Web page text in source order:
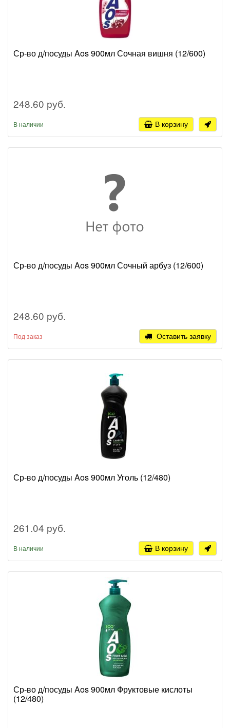
Ср-во д/посуды Aos 900мл Сочная вишня (12/600)
248.60 руб.
В наличии В корзину
Ср-во д/посуды Aos 900мл Сочный арбуз (12/600)
248.60 руб.
Под заказ Оставить заявку
Ср-во д/посуды Aos 900мл Уголь (12/480)
261.04 руб.
В наличии В корзину
Ср-во д/посуды Aos 900мл Фруктовые кислоты
(12/480)